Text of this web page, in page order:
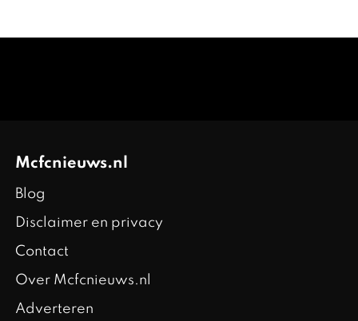
Mcfcnieuws.nl
Blog
Disclaimer en privacy
Contact
Over Mcfcnieuws.nl
Adverteren